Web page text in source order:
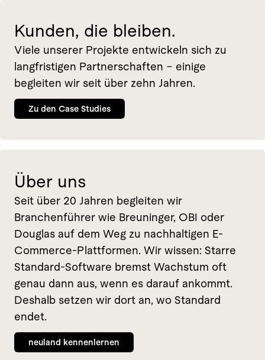
Kunden, die bleiben.
Viele unserer Projekte entwickeln sich zu
langfristigen Partnerschaften – einige
begleiten wir seit über zehn Jahren.
Zu den Case Studies
Über uns
Seit über 20 Jahren begleiten wir
Branchenführer wie Breuninger, OBI oder
Douglas auf dem Weg zu nachhaltigen E-
Commerce-Plattformen. Wir wissen: Starre
Standard-Software bremst Wachstum oft
genau dann aus, wenn es darauf ankommt.
Deshalb setzen wir dort an, wo Standard
endet.
neuland kennenlernen